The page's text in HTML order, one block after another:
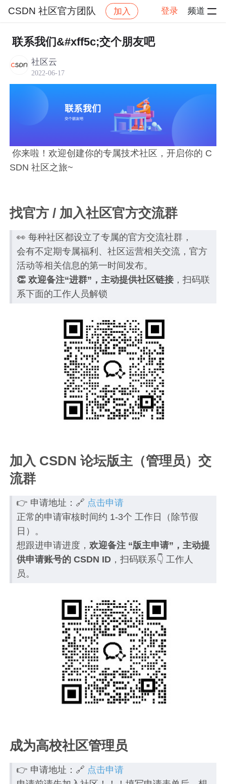
CSDN 社区官方团队 加入 登录 频道
社区 CSDN 社区官方团队 官方公告
联系我们&#xff5c;交个朋友吧
社区云
2022-06-17
你来啦！欢迎创建你的专属技术社区，开启你的 C
SDN 社区之旅~
找官方 / 加入社区官方交流群
👀 每种社区都设立了专属的官方交流社群，
会有不定期专属福利、社区运营相关交流，官方
活动等相关信息的第一时间发布。
👏 欢迎备注“进群”，主动提供社区链接 ，扫码联
系下面的工作人员解锁
加入 CSDN 论坛版主（管理员）交
流群
👉 申请地址：🔗 点击申请
正常的申请审核时间约 1-3个 工作日（除节假
日）。
想跟进申请进度，欢迎备注 “版主申请”，主动提
供申请账号的 CSDN ID ，扫码联系👇 工作人
员。
成为高校社区管理员
👉 申请地址：🔗 点击申请